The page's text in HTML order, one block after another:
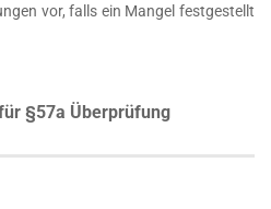
vor, falls ein Mangel festgestellt
§57a Überprüfung